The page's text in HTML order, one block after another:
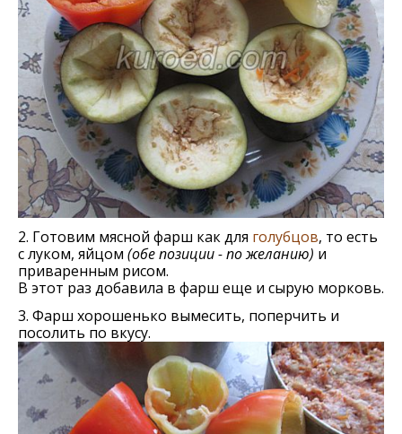
2. Готовим мясной фарш как для голубцов, то есть
с луком, яйцом (обе позиции - по желанию) и
приваренным рисом.
В этот раз добавила в фарш еще и сырую морковь.
3. Фарш хорошенько вымесить, поперчить и
посолить по вкусу.